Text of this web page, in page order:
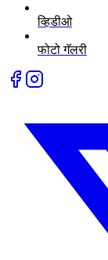
व्हिडीओ
फोटो गॅलरी